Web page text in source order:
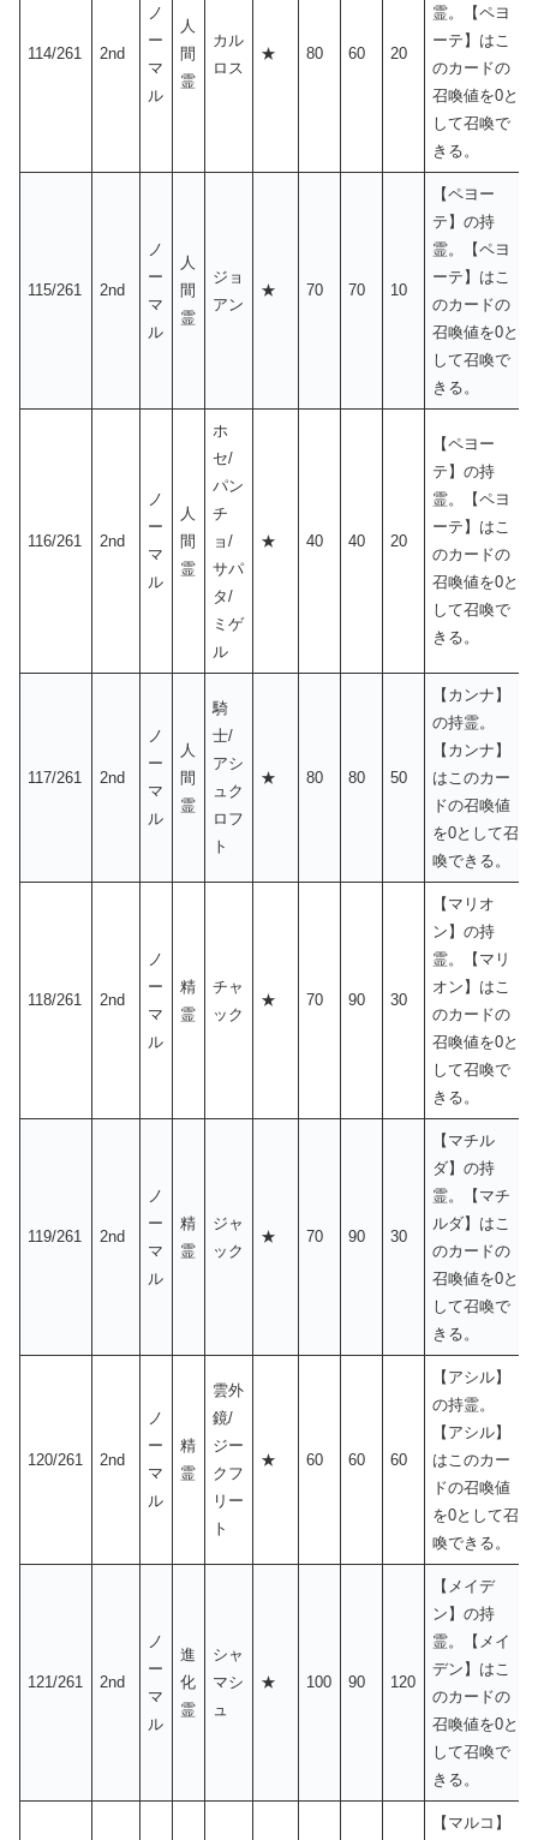
114/261 2nd
ノ
ー
マ
ル
人
間
霊
カル
ロス
★ 80 60 20
霊。【ペヨ
ーテ】はこ
のカードの
召喚値を0と
して召喚で
きる。
115/261 2nd
ノ
ー
マ
ル
人
間
霊
ジョ
アン
★ 70 70 10
【ペヨー
テ】の持
霊。【ペヨ
ーテ】はこ
のカードの
召喚値を0と
して召喚で
きる。
116/261 2nd
ノ
ー
マ
ル
人
間
霊
ホ
セ/
パン
チ
ョ/
サパ
タ/
ミゲ
ル
★ 40 40 20
【ペヨー
テ】の持
霊。【ペヨ
ーテ】はこ
のカードの
召喚値を0と
して召喚で
きる。
117/261 2nd
ノ
ー
マ
ル
人
間
霊
騎
士/
アシ
ュク
ロフ
ト
★ 80 80 50
【カンナ】
の持霊。
【カンナ】
はこのカー
ドの召喚値
を0として召
喚できる。
118/261 2nd
ノ
ー
マ
ル
精
霊
チャ
ック
★ 70 90 30
【マリオ
ン】の持
霊。【マリ
オン】はこ
のカードの
召喚値を0と
して召喚で
きる。
119/261 2nd
ノ
ー
マ
ル
精
霊
ジャ
ック
★ 70 90 30
【マチル
ダ】の持
霊。【マチ
ルダ】はこ
のカードの
召喚値を0と
して召喚で
きる。
120/261 2nd
ノ
ー
マ
ル
精
霊
雲外
鏡/
ジー
クフ
リー
ト
★ 60 60 60
【アシル】
の持霊。
【アシル】
はこのカー
ドの召喚値
を0として召
喚できる。
121/261 2nd
ノ
ー
マ
ル
進
化
霊
シャ
マシ
ュ
★ 100 90 120
【メイデ
ン】の持
霊。【メイ
デン】はこ
のカードの
召喚値を0と
して召喚で
きる。
【マルコ】